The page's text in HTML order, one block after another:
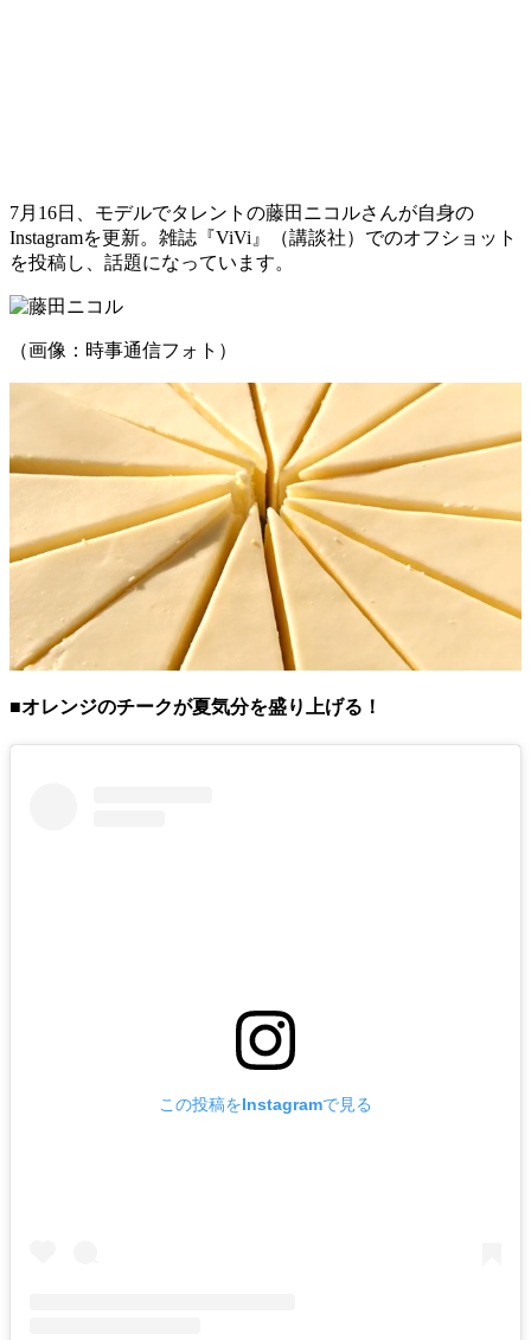
7月16日、モデルでタレントの藤田ニコルさんが自身の
Instagramを更新。雑誌『ViVi』（講談社）でのオフショット
を投稿し、話題になっています。
（画像：時事通信フォト）
■オレンジのチークが夏気分を盛り上げる！
この投稿をInstagramで見る